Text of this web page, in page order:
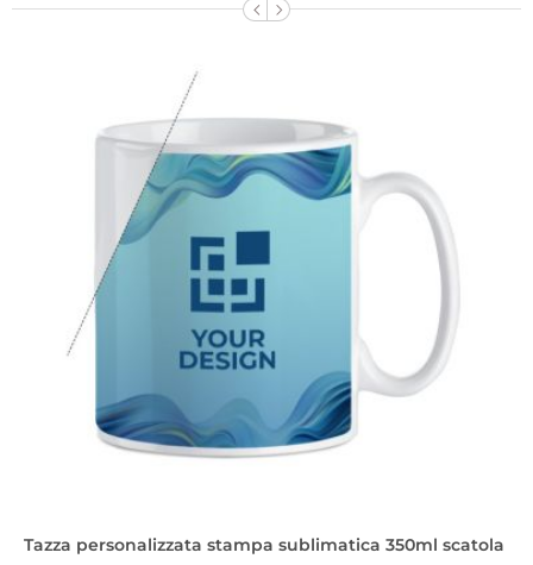
Tazza personalizzata stampa sublimatica 350ml scatola